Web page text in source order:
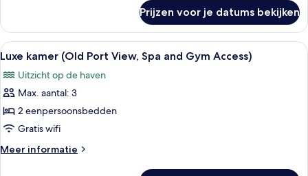
(Grounds
View)
Prijzen voor je datums bekijken
Alle
foto's
voor
Luxe
kamer
(Old
Port
View,
Luxe beddengoed, pillowtop-
4
Luxe kamer (Old Port View, Spa and Gym Access)
Uitzicht op de haven
Max. aantal: 3
2 eenpersoonsbedden
Gratis wifi
Meer informatie
Meer